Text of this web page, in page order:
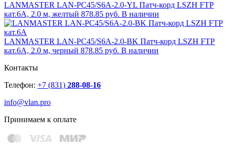
LANMASTER LAN-PC45/S6A-2.0-YL Патч-корд LSZH FTP
кат.6A, 2.0 м, желтый 878.85 руб. В наличии
LANMASTER LAN-PC45/S6A-2.0-BK Патч-корд LSZH FTP
кат.6A, 2.0 м, черный 878.85 руб. В наличии
Контакты
Телефон: +7 (831) 288-08-16
info@vlan.pro
Принимаем к оплате